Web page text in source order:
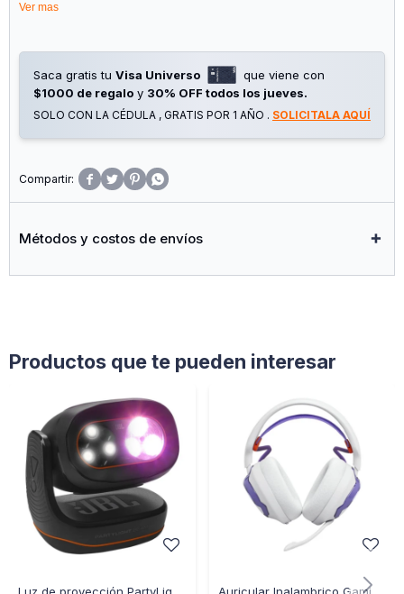
Ver mas
Saca gratis tu Visa Universo
que viene con
$1000 de regalo y 30% OFF todos los jueves.
SOLO CON LA CÉDULA , GRATIS POR 1 AÑO . SOLICITALA AQUÍ
   
Métodos y costos de envíos
Productos que te pueden interesar